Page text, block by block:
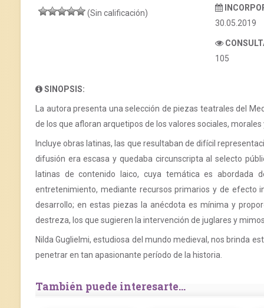
(Sin calificación)
30.05.2019
105
SINOPSIS:
La autora presenta una selección de piezas teatrales del
de los que afloran arquetipos de los valores sociales,
Incluye obras latinas, las que resultaban de difícil
difusión era escasa y quedaba circunscripta al selecto
latinas de contenido laico, cuya temática es abordada
entretenimiento, mediante recursos primarios y de efecto
desarrollo; en estas piezas la anécdota es mínima y
destreza, los que sugieren la intervención de juglares y
Nilda Guglielmi, estudiosa del mundo medieval, nos brinda
penetrar en tan apasionante período de la historia.
También puede interesarte...